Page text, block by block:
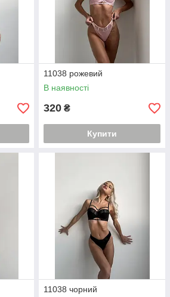
11038 рожевий
В наявності
320 ₴
Купити
11038 чорний